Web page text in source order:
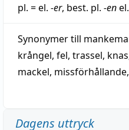
pl. = el. -er, best. pl. -enel.
Synonymer till
krångel, fel, trassel, knas
mackel, missförhållande,
Dagens uttryck